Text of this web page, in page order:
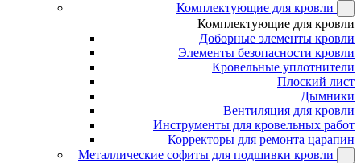
Комплектующие для кровли
Комплектующие для кровли
Доборные элементы кровли
Элементы безопасности кровли
Кровельные уплотнители
Плоский лист
Дымники
Вентиляция для кровли
Инструменты для кровельных работ
Корректоры для ремонта царапин
Металлические софиты для подшивки кровли